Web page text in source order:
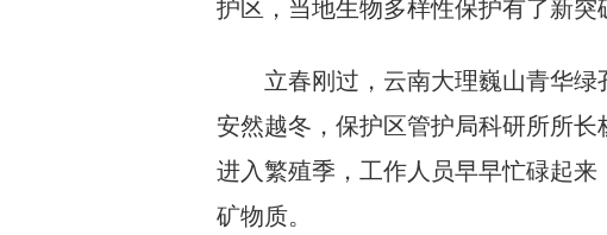
护区，当地生物多样性保护有了新突
立春刚过，云南大理巍山青华绿
安然越冬，保护区管护局科研所所
进入繁殖季，工作人员早早忙碌起
矿物质。